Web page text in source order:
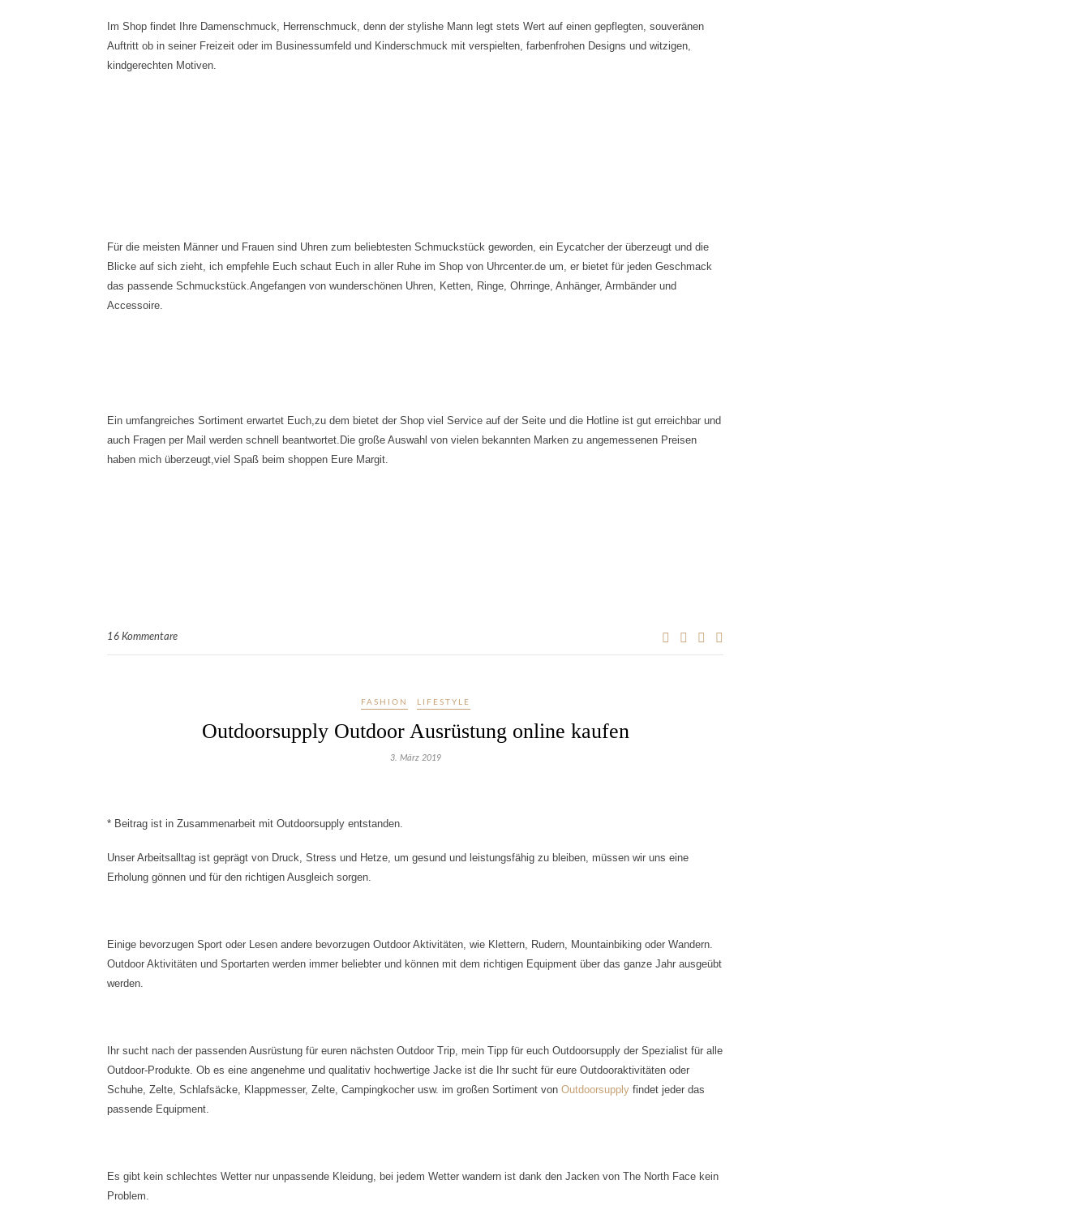
Im Shop findet Ihre Damenschmuck, Herrenschmuck, denn der stylishe Mann legt stets Wert auf einen gepflegten, souveränen
Auftritt ob in seiner Freizeit oder im Businessumfeld und Kinderschmuck mit verspielten, farbenfrohen Designs und witzigen,
kindgerechten Motiven.
Für die meisten Männer und Frauen sind Uhren zum beliebtesten Schmuckstück geworden, ein Eycatcher der überzeugt und die
Blicke auf sich zieht, ich empfehle Euch schaut Euch in aller Ruhe im Shop von Uhrcenter.de um, er bietet für jeden Geschmack
das passende Schmuckstück.Angefangen von wunderschönen Uhren, Ketten, Ringe, Ohrringe, Anhänger, Armbänder und
Accessoire.
Ein umfangreiches Sortiment erwartet Euch,zu dem bietet der Shop viel Service auf der Seite und die Hotline ist gut erreichbar und
auch Fragen per Mail werden schnell beantwortet.Die große Auswahl von vielen bekannten Marken zu angemessenen Preisen
haben mich überzeugt,viel Spaß beim shoppen Eure Margit.
16 Kommentare
FASHION LIFESTYLE
Outdoorsupply Outdoor Ausrüstung online kaufen
3. März 2019
* Beitrag ist in Zusammenarbeit mit Outdoorsupply entstanden.
Unser Arbeitsalltag ist geprägt von Druck, Stress und Hetze, um gesund und leistungsfähig zu bleiben, müssen wir uns eine
Erholung gönnen und für den richtigen Ausgleich sorgen.
Einige bevorzugen Sport oder Lesen andere bevorzugen Outdoor Aktivitäten, wie Klettern, Rudern, Mountainbiking oder Wandern.
Outdoor Aktivitäten und Sportarten werden immer beliebter und können mit dem richtigen Equipment über das ganze Jahr ausgeübt
werden.
Ihr sucht nach der passenden Ausrüstung für euren nächsten Outdoor Trip, mein Tipp für euch Outdoorsupply der Spezialist für alle
Outdoor-Produkte. Ob es eine angenehme und qualitativ hochwertige Jacke ist die Ihr sucht für eure Outdooraktivitäten oder
Schuhe, Zelte, Schlafsäcke, Klappmesser, Zelte, Campingkocher usw. im großen Sortiment von Outdoorsupply findet jeder das
passende Equipment.
Es gibt kein schlechtes Wetter nur unpassende Kleidung, bei jedem Wetter wandern ist dank den Jacken von The North Face kein
Problem.